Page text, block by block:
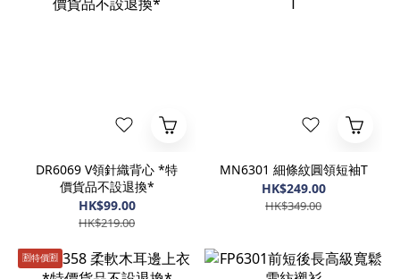
DR6069 V領針織背心 *特
價貨品不設退換*
HK$99.00
HK$219.00
MN6301 細條紋圓領短袖T
HK$249.00
HK$349.00
🈹️特價🈹️